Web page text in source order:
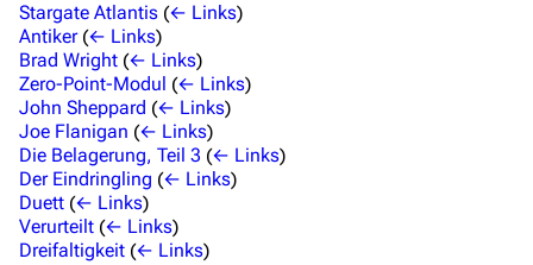
Von A bis Z
Zufälliger Artikel
Spezialseiten
Datei hochladen
Filme und Serien
Überblick
Stargate Atlantis (← Links)
Antiker (← Links)
Brad Wright (← Links)
Zero-Point-Modul (← Links)
John Sheppard (← Links)
Joe Flanigan (← Links)
Die Belagerung, Teil 3 (← Links)
Der Eindringling (← Links)
Duett (← Links)
Verurteilt (← Links)
Dreifaltigkeit (← Links)